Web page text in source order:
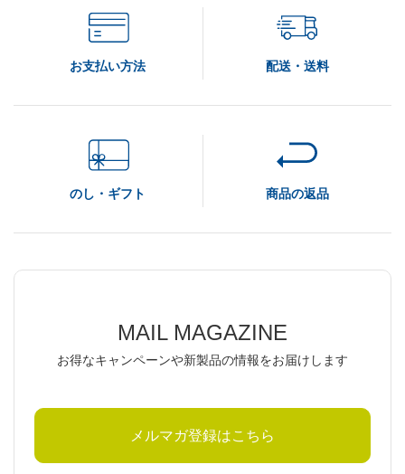
お支払い方法 配送・送料
のし・ギフト 商品の返品
MAIL MAGAZINE
お得なキャンペーンや新製品の情報をお届けします
メルマガ登録はこちら